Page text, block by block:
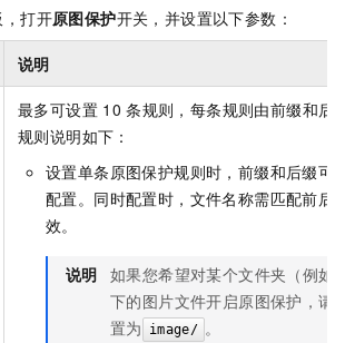
，打开原图保护开关，并设置以下参数：
说明
最多可设置 10 条规则，每条规则由前缀和后
规则说明如下：
设置单条原图保护规则时，前缀和后缀可
配置。同时配置时，文件名称需匹配前后
效。
说明 如果您希望对某个文件夹（例如
下的图片文件开启原图保护，请
置为
image/ 。